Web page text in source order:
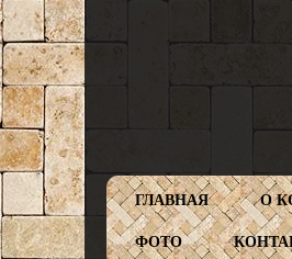
ГЛАВНАЯ О
ФОТО